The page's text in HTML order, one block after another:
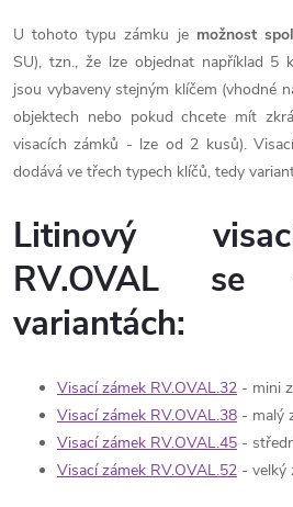
U tohoto typu zámku je možnost
SU), tzn., že lze objednat například 5
jsou vybaveny stejným klíčem (vhodné
objektech nebo pokud chcete mít
visacích zámků - lze od 2 kusů).
dodává ve třech typech klíčů, tedy
Litinový
RV.OVAL se
variantách:
Visací zámek RV.OVAL.32 - mini
Visací zámek RV.OVAL.38 - malý
Visací zámek RV.OVAL.45 -
Visací zámek RV.OVAL.52 - velký